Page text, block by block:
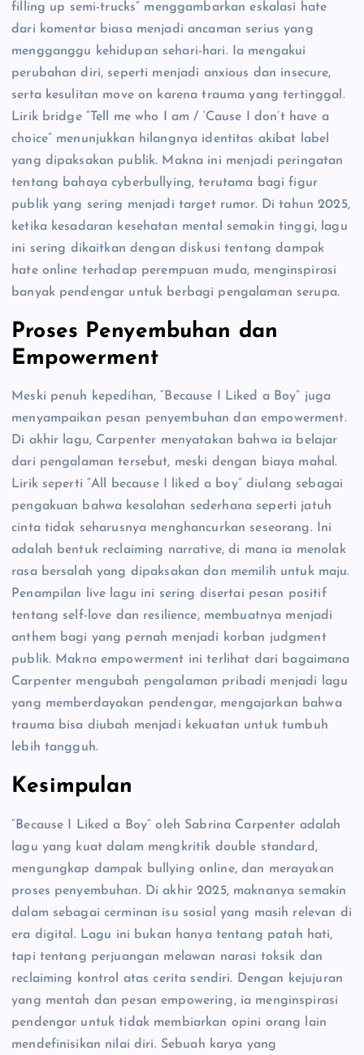
filling up semi-trucks” menggambarkan eskalasi hate
dari komentar biasa menjadi ancaman serius yang
mengganggu kehidupan sehari-hari. Ia mengakui
perubahan diri, seperti menjadi anxious dan insecure,
serta kesulitan move on karena trauma yang tertinggal.
Lirik bridge “Tell me who I am / ‘Cause I don’t have a
choice” menunjukkan hilangnya identitas akibat label
yang dipaksakan publik. Makna ini menjadi peringatan
tentang bahaya cyberbullying, terutama bagi figur
publik yang sering menjadi target rumor. Di tahun 2025,
ketika kesadaran kesehatan mental semakin tinggi, lagu
ini sering dikaitkan dengan diskusi tentang dampak
hate online terhadap perempuan muda, menginspirasi
banyak pendengar untuk berbagi pengalaman serupa.
Proses Penyembuhan dan
Empowerment
Meski penuh kepedihan, “Because I Liked a Boy” juga
menyampaikan pesan penyembuhan dan empowerment.
Di akhir lagu, Carpenter menyatakan bahwa ia belajar
dari pengalaman tersebut, meski dengan biaya mahal.
Lirik seperti “All because I liked a boy” diulang sebagai
pengakuan bahwa kesalahan sederhana seperti jatuh
cinta tidak seharusnya menghancurkan seseorang. Ini
adalah bentuk reclaiming narrative, di mana ia menolak
rasa bersalah yang dipaksakan dan memilih untuk maju.
Penampilan live lagu ini sering disertai pesan positif
tentang self-love dan resilience, membuatnya menjadi
anthem bagi yang pernah menjadi korban judgment
publik. Makna empowerment ini terlihat dari bagaimana
Carpenter mengubah pengalaman pribadi menjadi lagu
yang memberdayakan pendengar, mengajarkan bahwa
trauma bisa diubah menjadi kekuatan untuk tumbuh
lebih tangguh.
Kesimpulan
“Because I Liked a Boy” oleh Sabrina Carpenter adalah
lagu yang kuat dalam mengkritik double standard,
mengungkap dampak bullying online, dan merayakan
proses penyembuhan. Di akhir 2025, maknanya semakin
dalam sebagai cerminan isu sosial yang masih relevan di
era digital. Lagu ini bukan hanya tentang patah hati,
tapi tentang perjuangan melawan narasi toksik dan
reclaiming kontrol atas cerita sendiri. Dengan kejujuran
yang mentah dan pesan empowering, ia menginspirasi
pendengar untuk tidak membiarkan opini orang lain
mendefinisikan nilai diri. Sebuah karya yang